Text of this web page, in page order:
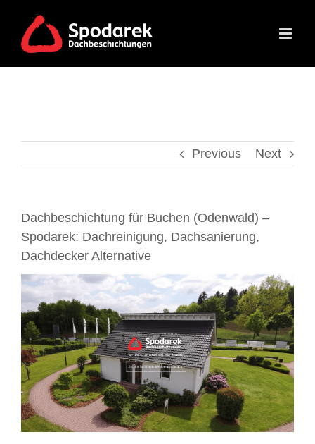
content
Previous Next
Dachbeschichtung für Buchen (Odenwald) –
Spodarek: Dachreinigung, Dachsanierung,
Dachdecker Alternative